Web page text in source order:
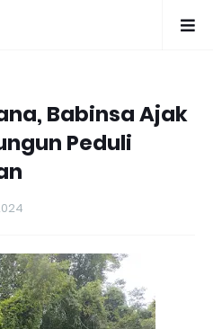
Babinsa Ajak
Peduli